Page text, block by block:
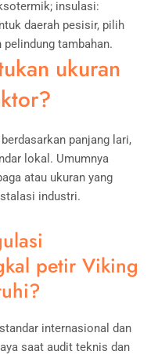
insulasi:
daerah pesisir, pilih
tambahan.
ukuran
panjang lari,
lokal. Umumnya
atau ukuran yang
industri.
petir Viking
internasional dan
saat audit teknis dan